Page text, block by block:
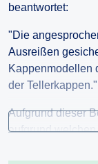
beantwortet:
"Die
Ausreißen
Kappenmodellen
der Tellerkappen."
Aufgrund dieser
aufgrund